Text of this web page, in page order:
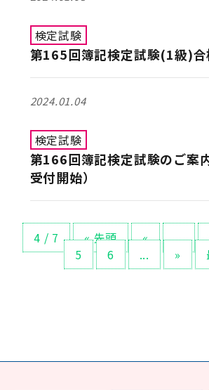
検定試験
第165回簿記検定試験(1級)合
2024.01.04
検定試験
第166回簿記検定試験のご案
受付開始）
4 / 7 « 先頭 « ...
5
6 ... »